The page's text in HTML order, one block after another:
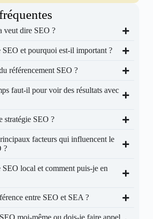
veut dire SEO ?
SEO et pourquoi est-il important ?
référencement SEO ?
faut-il pour voir des résultats avec
stratégie SEO ?
facteurs qui influencent le
?
SEO local et comment puis-je en
entre SEO et SEA ?